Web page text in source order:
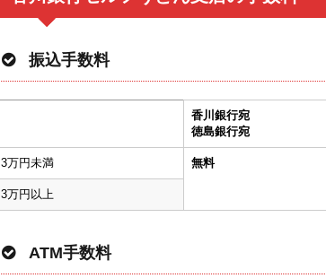
振込手数料
香川銀行宛
徳島銀行宛
3万円未満 無料
3万円以上
ATM手数料